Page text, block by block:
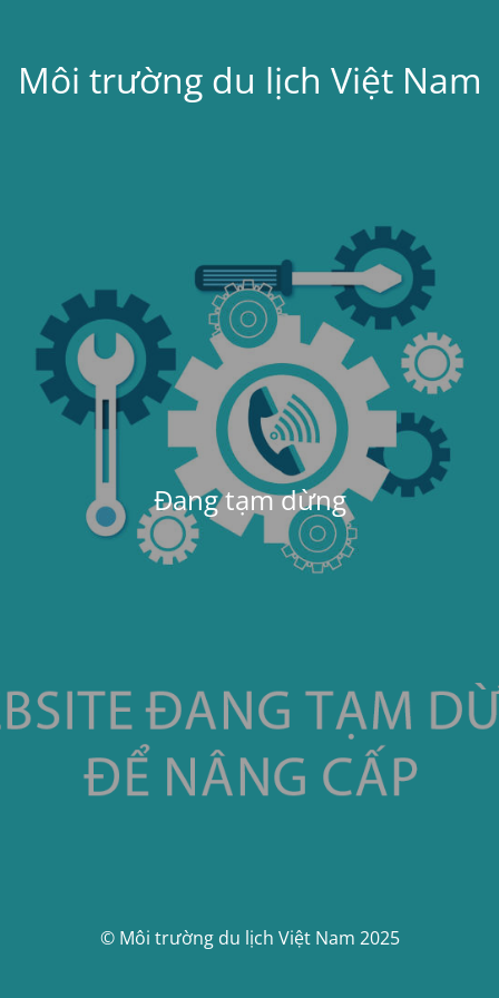
Môi trường du lịch Việt Nam
Đang tạm dừng
© Môi trường du lịch Việt Nam 2025